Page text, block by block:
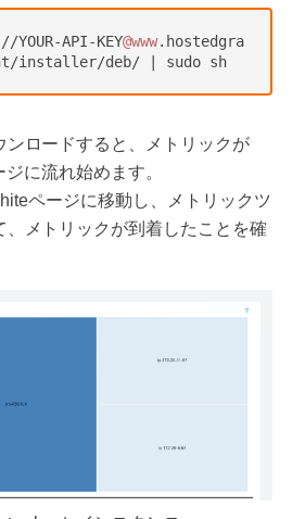
API-KEY@www.hostedgra
phite.com/agent/installer/deb/ | sudo sh
ンロードすると、メトリックが
に流れ始めます。
ページに移動し、メトリックツ
、メトリックが到着したことを確